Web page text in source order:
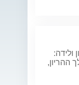
ולידה:
ההריון,